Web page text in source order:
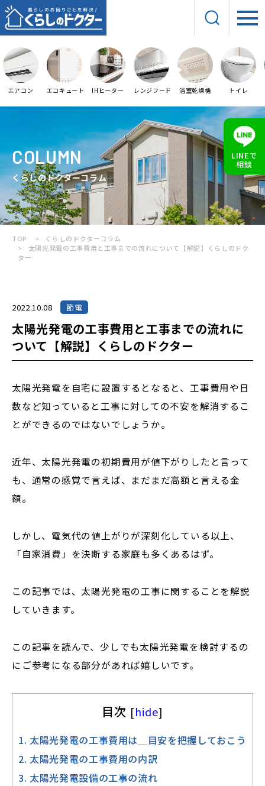
エアコン エコキュート IHヒーター レンジフード 浴室乾燥機 トイレ
COLUMN
くらしのドクターコラム
TOP
くらしのドクターコラム
太陽光発電の工事費用と工事までの流れについて【解説】くらしのドク
ター
2022.10.08 節電
太陽光発電の工事費用と工事までの流れに
ついて【解説】くらしのドクター
太陽光発電を自宅に設置するとなると、工事費用や日
数など知っていると工事に対しての不安を解消するこ
とができるのではないでしょうか。
近年、太陽光発電の初期費用が値下がりしたと言って
も、通常の感覚で言えば、まだまだ高額と言える金
額。
しかし、電気代の値上がりが深刻化している以上、
「自家消費」を決断する家庭も多くあるはず。
この記事では、太陽光発電の工事に関することを解説
していきます。
この記事を読んで、少しでも太陽光発電を検討するの
にご参考になる部分があれば嬉しいです。
目次 [hide]
1. 太陽光発電の工事費用は＿目安を把握しておこう
2. 太陽光発電の工事費用の内訳
3. 太陽光発電設備の工事の流れ
LINEで
相談